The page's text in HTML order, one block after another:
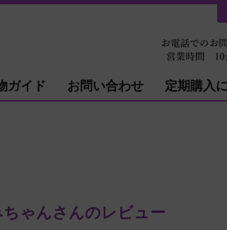
ガイド お問い合わせ 定期購入
ちゃんさんのレビュー